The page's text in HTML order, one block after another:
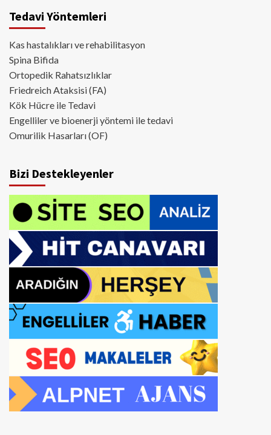
Tedavi Yöntemleri
Kas hastalıkları ve rehabilitasyon
Spina Bifida
Ortopedik Rahatsızlıklar
Friedreich Ataksisi (FA)
Kök Hücre ile Tedavi
Engelliler ve bioenerji yöntemi ile tedavi
Omurilik Hasarları (OF)
Bizi Destekleyenler